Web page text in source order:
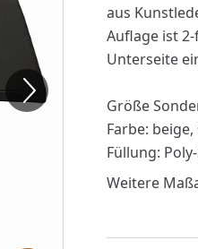
aus
Auflage ist
Unterseite
Größe
Farbe:
Füllung:
Weitere